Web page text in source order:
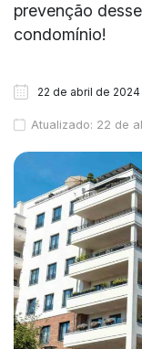
prevenção
condomínio!
22 de abril de 2024
Atualizado: 22 de